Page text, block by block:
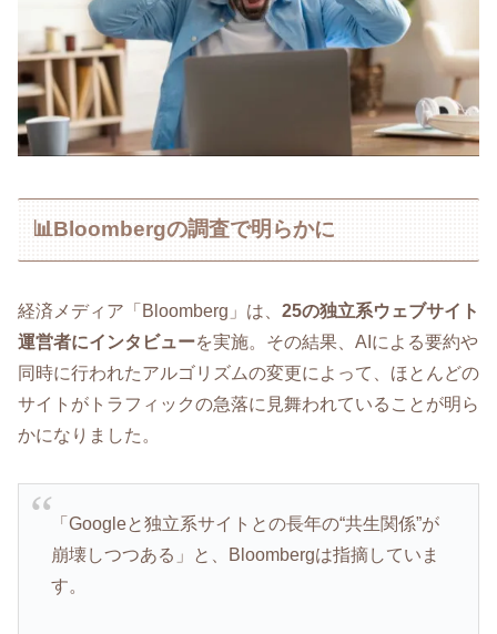
📊Bloombergの調査で明らかに
経済メディア「Bloomberg」は、 25の独立系ウェブサイト
運営者にインタビューを実施。その結果、AIによる要約や
同時に行われたアルゴリズムの変更によって、ほとんどの
サイトがトラフィックの急落に見舞われていることが明ら
かになりました。
「Googleと独立系サイトとの長年の“共生関係”が
崩壊しつつある」と、Bloombergは指摘していま
す。